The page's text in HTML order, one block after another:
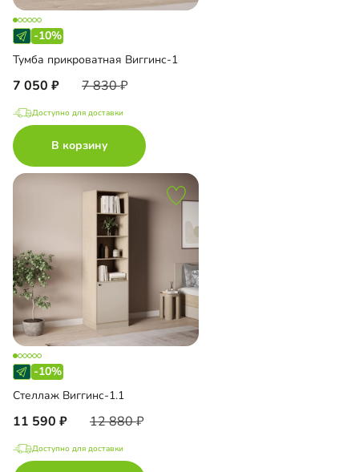
-10%
Тумба прикроватная Виггинс-1
7 050 7 830
Доступно для доставки
В корзину
-10%
Стеллаж Виггинс-1.1
11 590 12 880
Доступно для доставки